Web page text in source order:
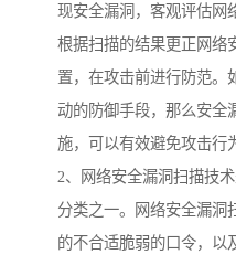
现安全漏洞，客观评估网
根据扫描的结果更正网络
置，在攻击前进行防范。
动的防御手段，那么安全
施，可以有效避免攻击行
2、网络安全漏洞扫描技
分类之一。网络安全漏洞
的不合适脆弱的口令，以